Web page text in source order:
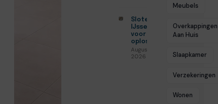
Slotenmaker
IJsselstein
voor veilige
oplossingen
Augustus 3,
2026
Meubels
Overkappingen
Aan Huis
Slaapkamer
Verzekeringen
Wonen